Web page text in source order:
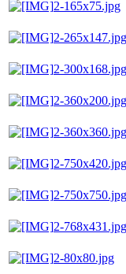
2-165x75.jpg
2-265x147.jpg
2-300x168.jpg
2-360x200.jpg
2-360x360.jpg
2-750x420.jpg
2-750x750.jpg
2-768x431.jpg
2-80x80.jpg